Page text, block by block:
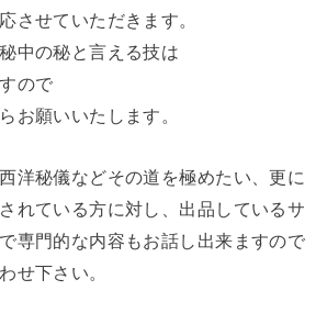
させていただきます。
中の秘と言える技は
ので
お願いいたします。
洋秘儀などその道を極めたい、更に
れている方に対し、出品しているサ
専門的な内容もお話し出来ますので
せ下さい。